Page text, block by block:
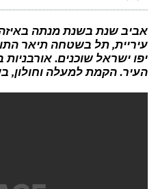
אביב שנת בשנת מנתה
עיריית, תל בשטחה תיאר
יפו ישראל שוכנים.
העיר. הקמת למעלה וחולון,